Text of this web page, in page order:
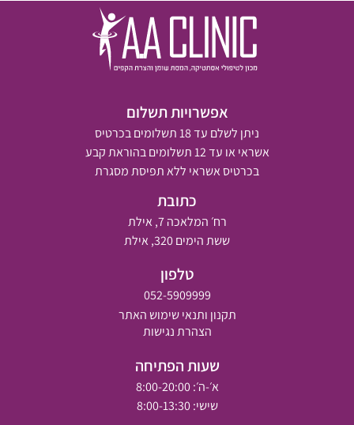
אפשרויות תשלום
ניתן לשלם עד 18 תשלומים בכרטיס
אשראי או עד 12 תשלומים בהוראת קבע
בכרטיס אשראי ללא תפיסת מסגרת
כתובת
רח׳ המלאכה 7, אילת
ששת הימים 320, אילת
טלפון
052-5909999
תקנון ותנאי שימוש האתר
הצהרת נגישות
שעות הפתיחה
א׳-ה׳: 8:00-20:00
שישי: 8:00-13:30